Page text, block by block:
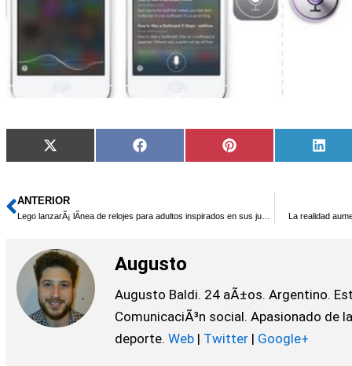
Compartir
en
X
(Twitter)
Compartir
en
Facebook
Compartir
en
Pinterest
en
Ant
ANTERIOR
La realidad
Augusto
Augusto Baldi. 24 aÃ±os. Argentino.
ComunicaciÃ³n social. Apasionado de
deporte. Web| Twitter| Google+